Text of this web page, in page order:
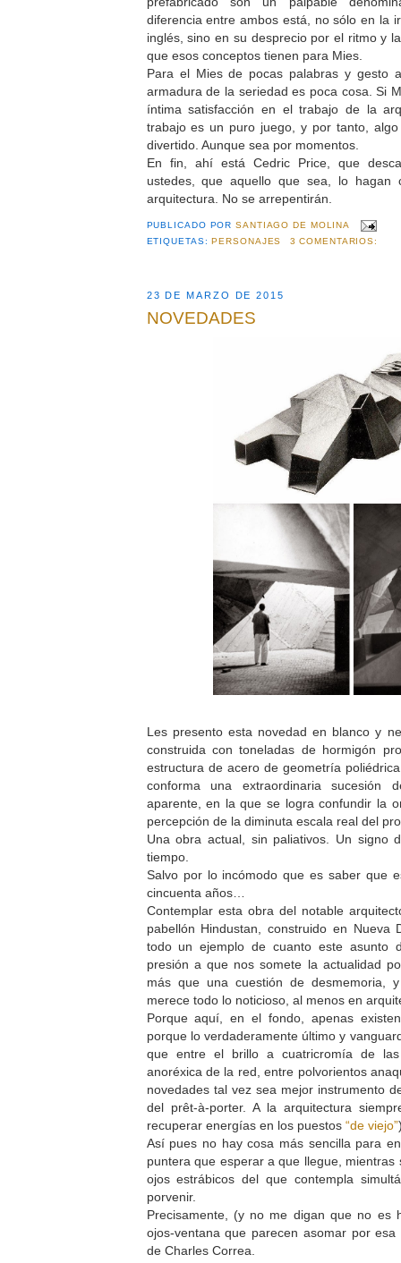
diferencia entre ambos está, no sólo en la
inglés, sino en su desprecio por el ritmo y
que esos conceptos tienen para Mies.
Para el Mies de pocas palabras y gesto
armadura de la seriedad es poca cosa. Si
íntima satisfacción en el trabajo de la
trabajo es un puro juego, y por tanto,
divertido. Aunque sea por momentos.
En fin, ahí está Cedric Price, que
ustedes, que aquello que sea, lo hagan
arquitectura. No se arrepentirán.
PUBLICADO PORSANTIAGO DE MOLINA
ETIQUETAS:PERSONAJES 3 COMENTARIOS:
23 DE MARZO DE 2015
NOVEDADES
Les presento esta novedad en blanco y
construida con toneladas de hormigón
estructura de acero de geometría
conforma una extraordinaria sucesión
aparente, en la que se logra confundir la
percepción de la diminuta escala real del
Una obra actual, sin paliativos. Un signo
tiempo.
Salvo por lo incómodo que es saber que
cincuenta años…
Contemplar esta obra del notable
pabellón Hindustan, construido en Nueva
todo un ejemplo de cuanto este asunto
presión a que nos somete la actualidad
más que una cuestión de desmemoria,
merece todo lo noticioso, al menos en
Porque aquí, en el fondo, apenas
porque lo verdaderamente último y
que entre el brillo a cuatricromía de
anoréxica de la red, entre polvorientos
novedades tal vez sea mejor instrumento
del prêt-à-porter. A la arquitectura
recuperar energías en los puestos “de viejo”
Así pues no hay cosa más sencilla para
puntera que esperar a que llegue,
ojos estrábicos del que contempla
porvenir.
Precisamente, (y no me digan que no es
ojos-ventana que parecen asomar por
de Charles Correa.